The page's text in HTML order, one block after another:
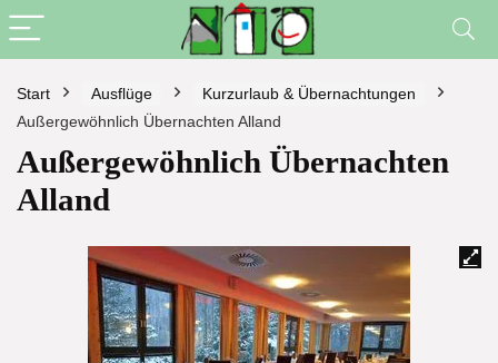
Start Ausflüge
Kurzurlaub & Übernachtungen
Außergewöhnlich Übernachten Alland
Außergewöhnlich Übernachten
Alland